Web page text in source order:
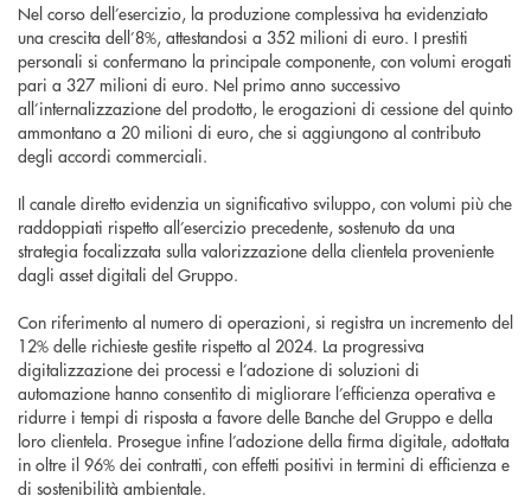
Nel corso dell’esercizio, la produzione complessiva ha evidenziato
una crescita dell’8%, attestandosi a 352 milioni di euro. I prestiti
personali si confermano la principale componente, con volumi erogati
pari a 327 milioni di euro. Nel primo anno successivo
all’internalizzazione del prodotto, le erogazioni di cessione del quinto
ammontano a 20 milioni di euro, che si aggiungono al contributo
degli accordi commerciali.
Il canale diretto evidenzia un significativo sviluppo, con volumi più che
raddoppiati rispetto all’esercizio precedente, sostenuto da una
strategia focalizzata sulla valorizzazione della clientela proveniente
dagli asset digitali del Gruppo.
Con riferimento al numero di operazioni, si registra un incremento del
12% delle richieste gestite rispetto al 2024. La progressiva
digitalizzazione dei processi e l’adozione di soluzioni di
automazione hanno consentito di migliorare l’efficienza operativa e
ridurre i tempi di risposta a favore delle Banche del Gruppo e della
loro clientela. Prosegue infine l’adozione della firma digitale, adottata
in oltre il 96% dei contratti, con effetti positivi in termini di efficienza e
di sostenibilità ambientale.